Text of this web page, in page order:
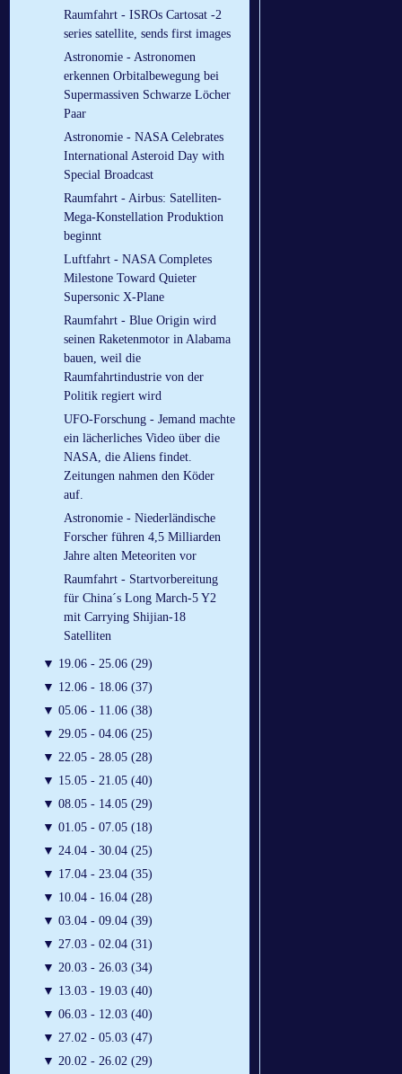
Raumfahrt - ISROs Cartosat -2
series satellite, sends first images
Astronomie - Astronomen
erkennen Orbitalbewegung bei
Supermassiven Schwarze Löcher
Paar
Astronomie - NASA Celebrates
International Asteroid Day with
Special Broadcast
Raumfahrt - Airbus: Satelliten-
Mega-Konstellation Produktion
beginnt
Luftfahrt - NASA Completes
Milestone Toward Quieter
Supersonic X-Plane
Raumfahrt - Blue Origin wird
seinen Raketenmotor in Alabama
bauen, weil die
Raumfahrtindustrie von der
Politik regiert wird
UFO-Forschung - Jemand machte
ein lächerliches Video über die
NASA, die Aliens findet.
Zeitungen nahmen den Köder
auf.
Astronomie - Niederländische
Forscher führen 4,5 Milliarden
Jahre alten Meteoriten vor
Raumfahrt - Startvorbereitung
für China´s Long March-5 Y2
mit Carrying Shijian-18
Satelliten
▼ 19.06 - 25.06 (29)
▼ 12.06 - 18.06 (37)
▼ 05.06 - 11.06 (38)
▼ 29.05 - 04.06 (25)
▼ 22.05 - 28.05 (28)
▼ 15.05 - 21.05 (40)
▼ 08.05 - 14.05 (29)
▼ 01.05 - 07.05 (18)
▼ 24.04 - 30.04 (25)
▼ 17.04 - 23.04 (35)
▼ 10.04 - 16.04 (28)
▼ 03.04 - 09.04 (39)
▼ 27.03 - 02.04 (31)
▼ 20.03 - 26.03 (34)
▼ 13.03 - 19.03 (40)
▼ 06.03 - 12.03 (40)
▼ 27.02 - 05.03 (47)
▼ 20.02 - 26.02 (29)